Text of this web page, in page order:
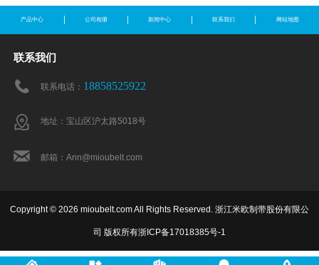
产品中心 公司相册 新闻中心 联系我们 网站地图
联系我们
联系电话： 18858525922
地址：宝山区沪太路5018号
邮箱：Ann@mioubelt.com
Copyright © 2026 mioubelt.com All Rights Reserved. 浙江米欧制带股份有限公
司 版权所有浙ICP备17018385号-1